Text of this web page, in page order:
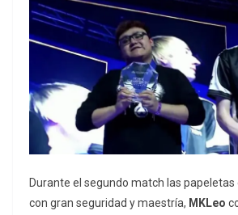
Durante el segundo match las papeletas
con gran seguridad y maestría, MKLeo